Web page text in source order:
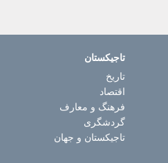
تاجیکستان
تاریخ
اقتصاد
فرهنگ و معارف
گردشگری
تاجیکستان و جهان